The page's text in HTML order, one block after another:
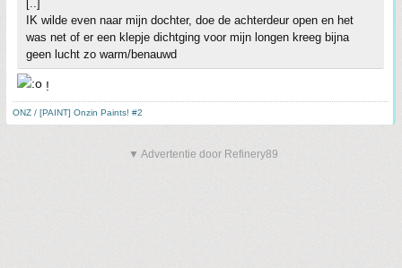
[..]
IK wilde even naar mijn dochter, doe de achterdeur open en het
was net of er een klepje dichtging voor mijn longen kreeg bijna
geen lucht zo warm/benauwd
!
ONZ / [PAINT] Onzin Paints! #2
▼ Advertentie door Refinery89